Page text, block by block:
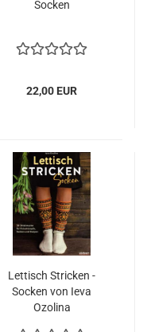
Socken
22,00 EUR
Lettisch Stricken -
Socken von Ieva
Ozolina